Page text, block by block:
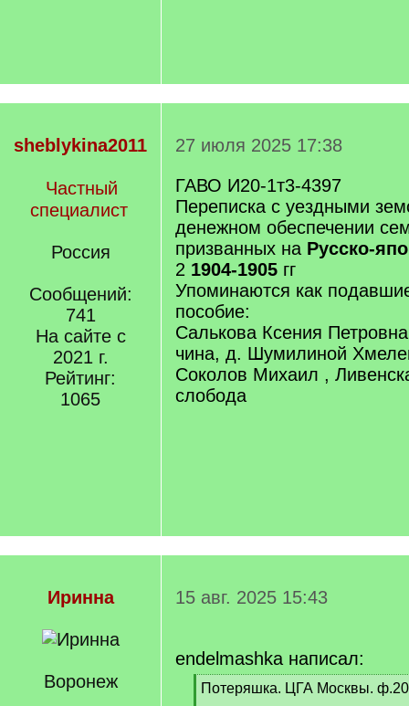
sheblykina2011
Частный
специалист
Россия
Сообщений:
741
На сайте с
2021 г.
Рейтинг:
1065
27 июля 2025 17:38
ГАВО И20-1т3-4397
Переписка с уездными
денежном обеспечении
призванных на Русско-
2 1904-1905 гг
Упоминаются как
пособие:
Салькова Ксения
чина, д. Шумилиной
Соколов Михаил ,
слобода
Иринна
Воронеж
15 авг. 2025 15:43
endelmashka написал:
[Потеряшка. ЦГА Москвы.